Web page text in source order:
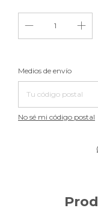
Entregas para el CP:
Medios de envío
No sé mi código postal